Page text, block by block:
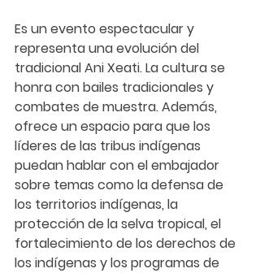
Es un evento espectacular y
representa una evolución del
tradicional Ani Xeati. La cultura se
honra con bailes tradicionales y
combates de muestra. Además,
ofrece un espacio para que los
líderes de las tribus indígenas
puedan hablar con el embajador
sobre temas como la defensa de
los territorios indígenas, la
protección de la selva tropical, el
fortalecimiento de los derechos de
los indígenas y los programas de